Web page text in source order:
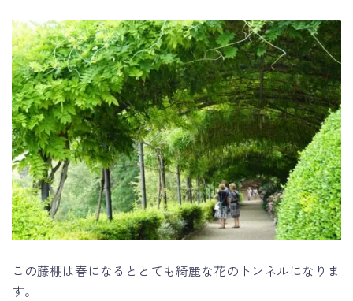
この藤棚は春になるととても綺麗な花のトンネルになりま
す。